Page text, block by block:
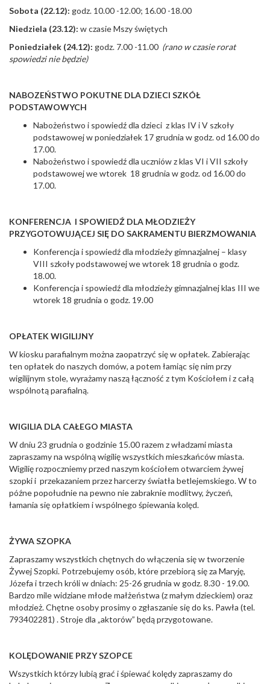
Sobota (22.12): godz. 10.00 -12.00; 16.00 -18.00
Niedziela (23.12): w czasie Mszy świętych
Poniedziałek (24.12): godz. 7.00 -11.00 (rano w czasie rorat
spowiedzi nie będzie)
NABOZEŃSTWO POKUTNE DLA DZIECI SZKÓŁ
PODSTAWOWYCH
Nabożeństwo i spowiedź dla dzieci z klas IV i V szkoły
podstawowej w poniedziałek 17 grudnia w godz. od 16.00 do
17.00.
Nabożeństwo i spowiedź dla uczniów z klas VI i VII szkoły
podstawowej we wtorek 18 grudnia w godz. od 16.00 do
17.00.
KONFERENCJA I SPOWIEDŹ DLA MŁODZIEŻY
PRZYGOTOWUJĄCEJ SIĘ DO SAKRAMENTU BIERZMOWANIA
Konferencja i spowiedź dla młodzieży gimnazjalnej – klasy
VIII szkoły podstawowej we wtorek 18 grudnia o godz.
18.00.
Konferencja i spowiedź dla młodzieży gimnazjalnej klas III we
wtorek 18 grudnia o godz. 19.00
OPŁATEK WIGILIJNY
W kiosku parafialnym można zaopatrzyć się w opłatek. Zabierając
ten opłatek do naszych domów, a potem łamiąc się nim przy
wigilijnym stole, wyrażamy naszą łączność z tym Kościołem i z całą
wspólnotą parafialną.
WIGILIA DLA CAŁEGO MIASTA
W dniu 23 grudnia o godzinie 15.00 razem z władzami miasta
zapraszamy na wspólną wigilię wszystkich mieszkańców miasta.
Wigilię rozpoczniemy przed naszym kościołem otwarciem żywej
szopki i przekazaniem przez harcerzy światła betlejemskiego. W to
późne popołudnie na pewno nie zabraknie modlitwy, życzeń,
łamania się opłatkiem i wspólnego śpiewania kolęd.
ŻYWA SZOPKA
Zapraszamy wszystkich chętnych do włączenia się w tworzenie
Żywej Szopki. Potrzebujemy osób, które przebiorą się za Maryję,
Józefa i trzech króli w dniach: 25-26 grudnia w godz. 8.30 - 19.00.
Bardzo mile widziane młode małżeństwa (z małym dzieckiem) oraz
młodzież. Chętne osoby prosimy o zgłaszanie się do ks. Pawła (tel.
793402281) . Stroje dla „aktorów” będą przygotowane.
KOLĘDOWANIE PRZY SZOPCE
Wszystkich którzy lubią grać i śpiewać kolędy zapraszamy do